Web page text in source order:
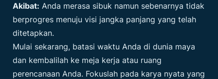
Akibat: Anda merasa sibuk namun sebenarnya tidak
berprogres menuju visi jangka panjang yang telah
ditetapkan.
Mulai sekarang, batasi waktu Anda di dunia maya
dan kembalilah ke meja kerja atau ruang
perencanaan Anda. Fokuslah pada karya nyata yang